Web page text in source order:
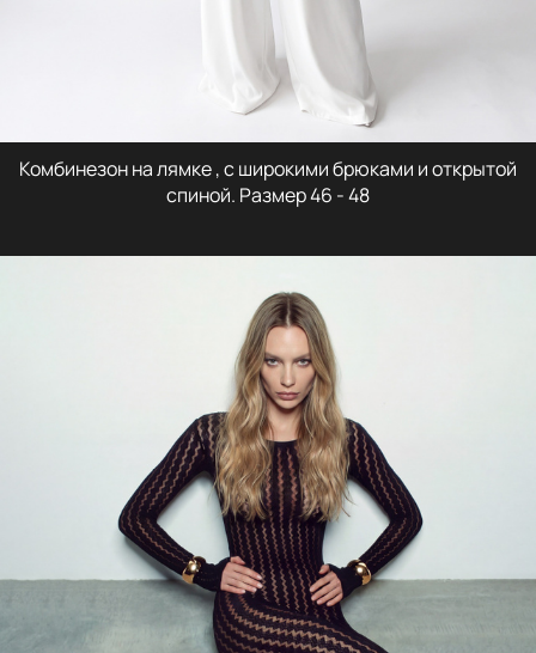
Комбинезон на лямке , с широкими брюками и открытой
спиной. Размер 46 - 48